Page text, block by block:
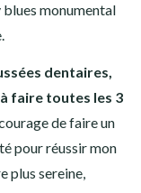
monumental
dentaires,
faire toutes les 3
de faire un
pour réussir mon
plus sereine,